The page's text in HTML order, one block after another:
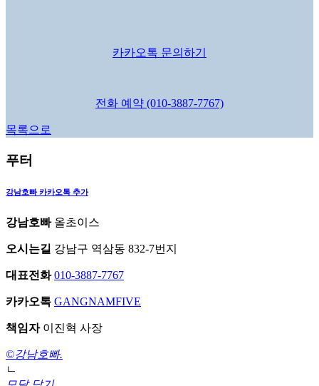
카카오톡 문의하기
전화 예약 (010-3887-7767)
목록으로
푸터
강남호빠카카오톡 추가
강남호빠 올초이스
오시는길 강남구 역삼동 832-7번지
대표전화 010-3887-7767
카카오톡 GANGNAMFIVE
책임자 이진혁 사장
©강남호빠.
ㄴ